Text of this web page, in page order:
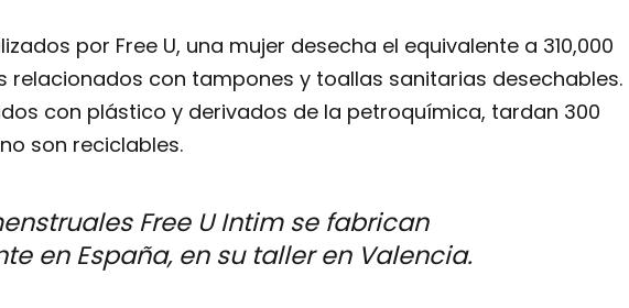
por Free U, una mujer desecha el equivalente a 310,000
relacionados con tampones y toallas sanitarias desechables.
con plástico y derivados de la petroquímica, tardan 300
son reciclables.
Free U Intim se fabrican
en España, en su taller en Valencia.